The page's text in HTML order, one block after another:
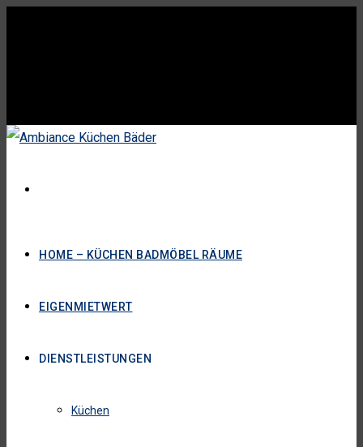
HOME – KÜCHEN BADMÖBEL RÄUME
EIGENMIETWERT
DIENSTLEISTUNGEN
Küchen